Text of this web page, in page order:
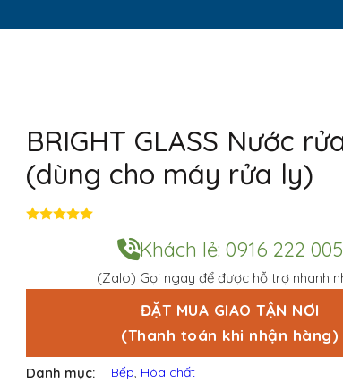
BRIGHT GLASS Nước
(dùng cho máy rửa ly)
g
0
Khách lẻ: 0916 222 005
(Zalo) Gọi ngay để được hỗ trợ nhanh
ĐẶT MUA GIAO TẬN NƠI
(Thanh toán khi nhận hàng)
Danh mục: Bếp, Hóa chất